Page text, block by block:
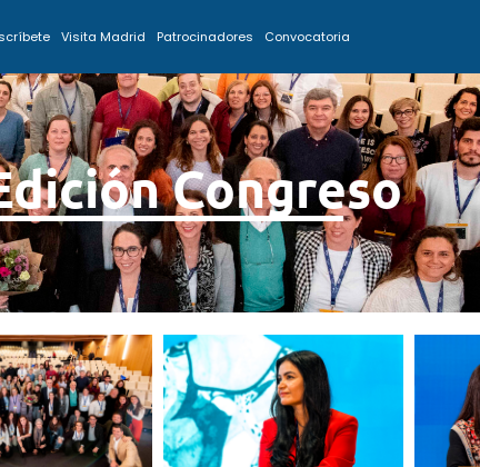
Visita Madrid Patrocinadores Convocatoria
Congreso